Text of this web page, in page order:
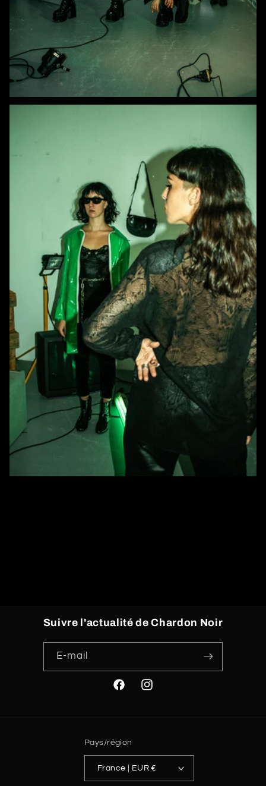
Suivre l'actualité de Chardon Noir
E-mail
FacebookInstagram
Pays/région
France | EUR €